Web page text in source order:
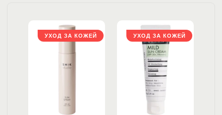
УХОД ЗА КОЖЕЙ УХОД ЗА КОЖЕЙ